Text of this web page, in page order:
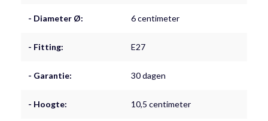
- Diameter Ø: 6 centimeter
- Fitting: E27
- Garantie: 30 dagen
- Hoogte: 10,5 centimeter